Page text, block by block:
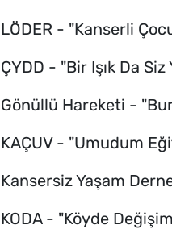
LÖDER - "Kanserli
ÇYDD - "Bir Işık Da Siz
Gönüllü Hareketi -
KAÇUV - "Umudum
Kansersiz Yaşam
KODA - "Köyde